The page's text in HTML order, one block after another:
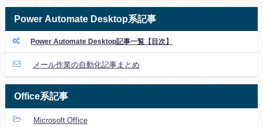
Power Automate Desktop系記事
Power Automate Desktop記事一覧【目次】
メール作業の自動化記事まとめ
Office系記事
Microsoft Office